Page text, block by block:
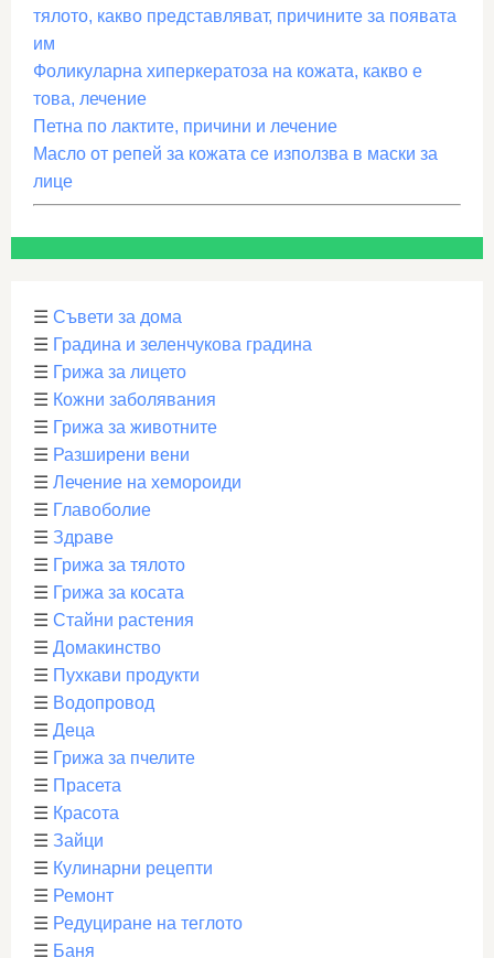
тялото, какво представляват, причините за появата
им
Фоликуларна хиперкератоза на кожата, какво е
това, лечение
Петна по лактите, причини и лечение
Масло от репей за кожата се използва в маски за
лице
☰ Съвети за дома
☰ Градина и зеленчукова градина
☰ Грижа за лицето
☰ Кожни заболявания
☰ Грижа за животните
☰ Разширени вени
☰ Лечение на хемороиди
☰ Главоболие
☰ Здраве
☰ Грижа за тялото
☰ Грижа за косата
☰ Стайни растения
☰ Домакинство
☰ Пухкави продукти
☰ Водопровод
☰ Деца
☰ Грижа за пчелите
☰ Прасета
☰ Красота
☰ Зайци
☰ Кулинарни рецепти
☰ Ремонт
☰ Редуциране на теглото
☰ Баня